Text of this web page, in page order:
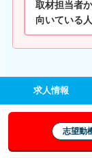
取材担当者
向いている
求人情報
志望動